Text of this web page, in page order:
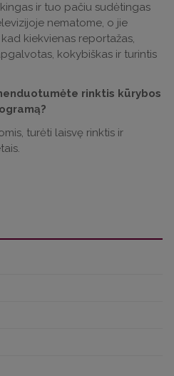
ir tuo pačiu sudėtingas
nematome, o jie
kiekvienas reportažas,
kokybiškas ir turintis
rinktis kūrybos
turėti laisvę rinktis ir